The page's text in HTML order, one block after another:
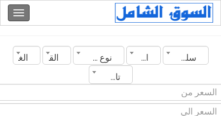
سلطنة عمان المدينة نوع العقار القسم
الغرف
تاريخ الانشاء